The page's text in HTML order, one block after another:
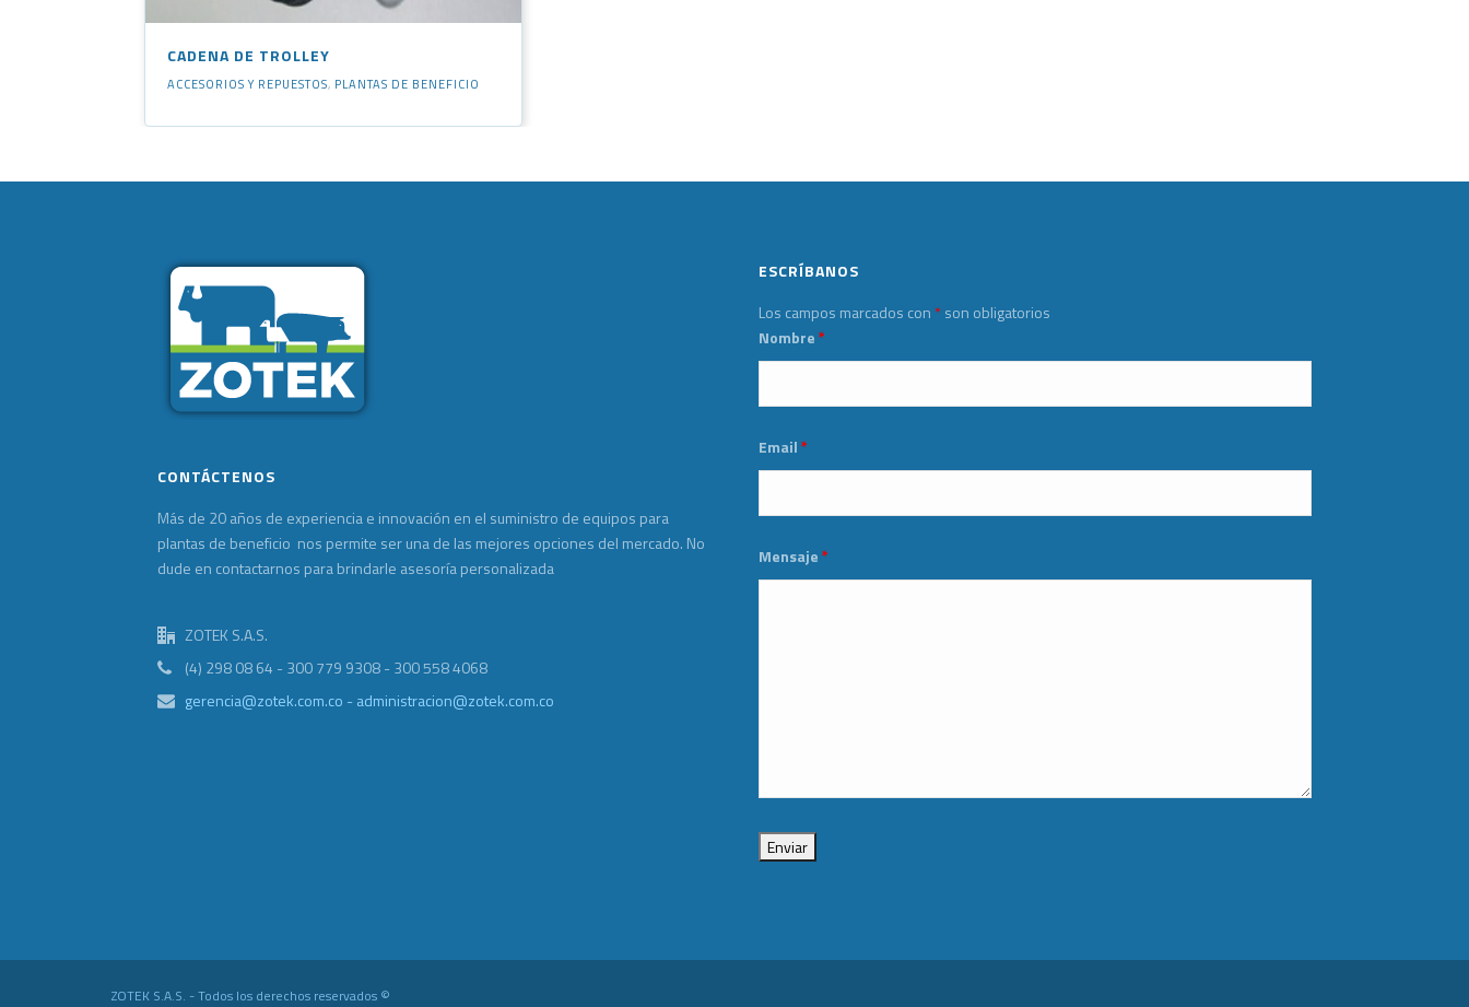
CADENA DE TROLLEY
ACCESORIOS Y REPUESTOS, PLANTAS DE BENEFICIO
CONTÁCTENOS
Más de 20 años de experiencia e innovación en el suministro de equipos para
plantas de beneficio nos permite ser una de las mejores opciones del mercado. No
dude en contactarnos para brindarle asesoría personalizada
ZOTEK S.A.S.
(4) 298 08 64 - 300 779 9308 - 300 558 4068
gerencia@zotek.com.co - administracion@zotek.com.co
ESCRÍBANOS
Los campos marcados con *son obligatorios
Nombre*
Email*
Mensaje*
ZOTEK S.A.S. - Todos los derechos reservados ©